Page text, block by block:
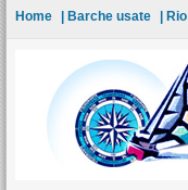
Home | Barche usate | Rio